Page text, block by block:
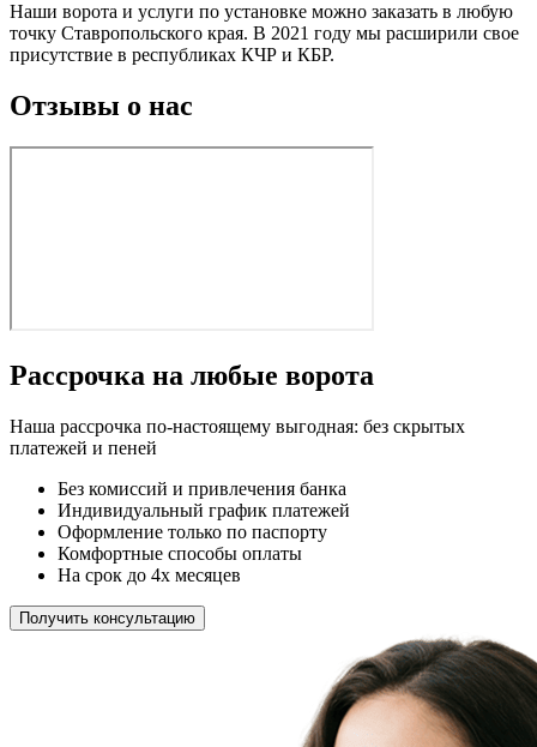
Наши ворота и услуги по установке можно заказать в любую
точку Ставропольского края. В 2021 году мы расширили свое
присутствие в республиках КЧР и КБР.
Отзывы о нас
Рассрочка на любые ворота
Наша рассрочка по-настоящему выгодная: без скрытых
платежей и пеней
Без комиссий и привлечения банка
Индивидуальный график платежей
Оформление только по паспорту
Комфортные способы оплаты
На срок до 4х месяцев
Получить консультацию